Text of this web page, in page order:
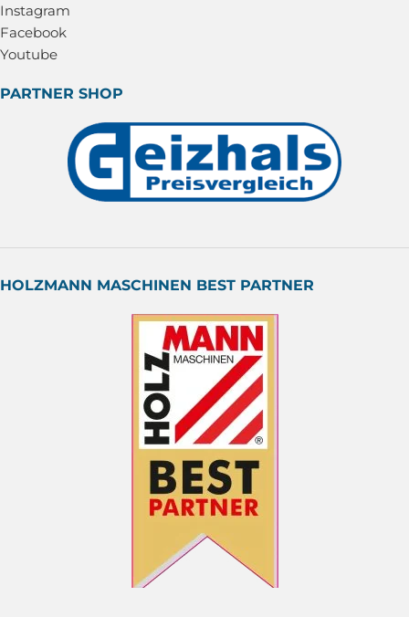
Instagram
Facebook
Youtube
PARTNER SHOP
HOLZMANN MASCHINEN BEST PARTNER